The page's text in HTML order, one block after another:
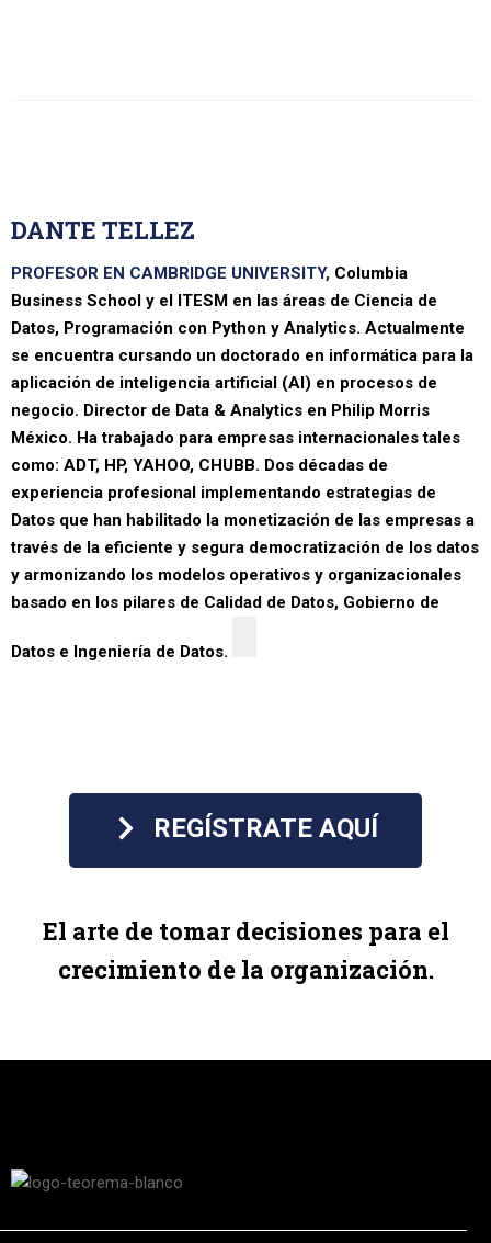
DANTE TELLEZ
PROFESOR EN CAMBRIDGE UNIVERSITY, Columbia
Business School y el ITESM en las áreas de Ciencia de
Datos, Programación con Python y Analytics. Actualmente
se encuentra cursando un doctorado en informática para la
aplicación de inteligencia artificial (AI) en procesos de
negocio. Director de Data & Analytics en Philip Morris
México. Ha trabajado para empresas internacionales tales
como: ADT, HP, YAHOO, CHUBB. Dos décadas de
experiencia profesional implementando estrategias de
Datos que han habilitado la monetización de las empresas a
través de la eficiente y segura democratización de los datos
y armonizando los modelos operativos y organizacionales
basado en los pilares de Calidad de Datos, Gobierno de
Datos e Ingeniería de Datos.
REGÍSTRATE AQUÍ
El arte de tomar decisiones para el
crecimiento de la organización.